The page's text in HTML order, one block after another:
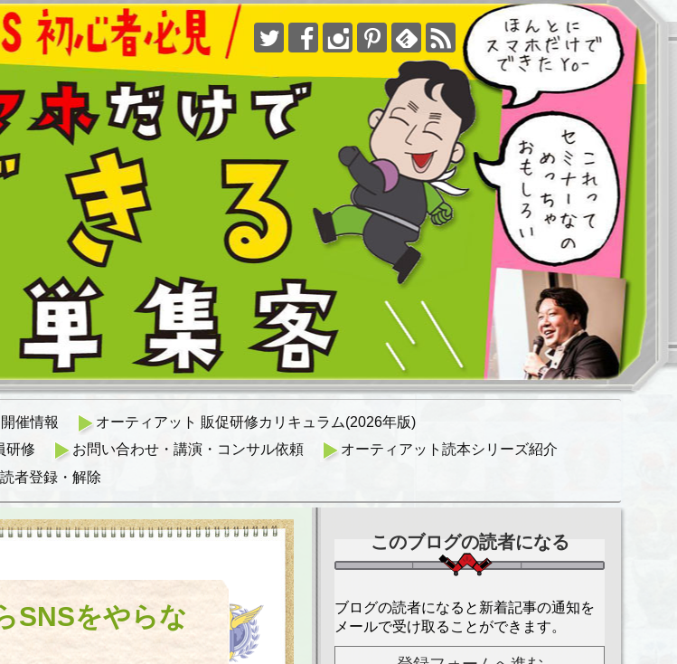
催情報
オーティアット 販促研修カリキュラム(2026年版)
研修 お問い合わせ・講演・コンサル依頼
オーティアット読本シリーズ紹介
読者登録・解除
SNSをやらな
このブログの読者になる
ブログの読者になると新着記事の通知を
メールで受け取ることができます。